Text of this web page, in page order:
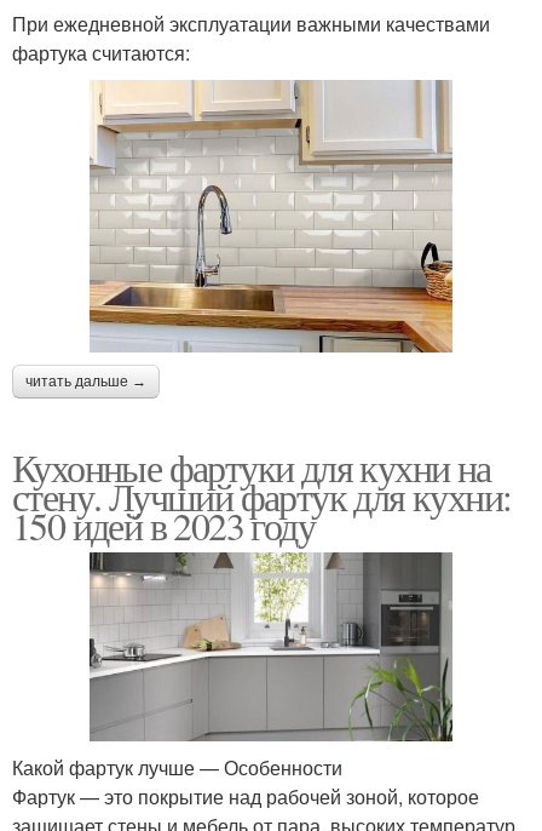
При ежедневной эксплуатации важными качествами
фартука считаются:
читать дальше →
Кухонные фартуки для кухни на
стену. Лучший фартук для кухни:
150 идей в 2023 году
Какой фартук лучше — Особенности
Фартук — это покрытие над рабочей зоной, которое